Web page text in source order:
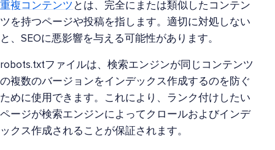
重複コンテンツ とは、完全にまたは類似したコンテン
ツを持つページや投稿を指します。適切に対処しない
と、SEOに悪影響を与える可能性があります。
robots.txtファイルは、検索エンジンが同じコンテンツ
の複数のバージョンをインデックス作成するのを防ぐ
ために使用できます。これにより、ランク付けしたい
ページが検索エンジンによってクロールおよびインデ
ックス作成されることが保証されます。